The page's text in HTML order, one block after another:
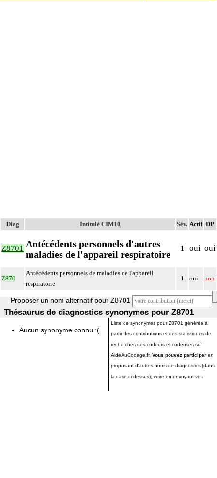
Diag Intitulé CIM10 Sév. Actif DP
Z8701 Antécédents personnels d'autres
maladies de l'appareil respiratoire
1 oui oui
Z870
Antécédents personnels de maladies de l'appareil
respiratoire
1 oui non
Proposer un nom alternatif pour Z8701
Thésaurus de diagnostics synonymes pour Z8701
Aucun synonyme connu :(
Liste de synonymes pour Z8701 générée à
partir des contributions et des statistiques de
recherches des codeurs et codeuses sur
AideAuCodage.fr. Vous pouvez participer en
proposant d'autres noms de diagnostics (dans
la case ci-dessus), voire en envoyant vos